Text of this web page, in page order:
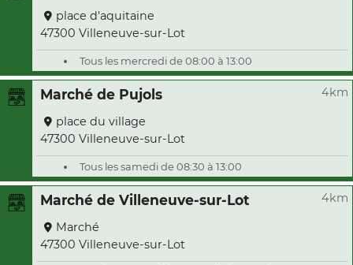
place d'aquitaine
47300 Villeneuve-sur-Lot
Tous les mercredi de 08:00 à 13:00
Marché de Pujols 4km
place du village
47300 Villeneuve-sur-Lot
Tous les samedi de 08:30 à 13:00
Marché de Villeneuve-sur-Lot 4km
Marché
47300 Villeneuve-sur-Lot